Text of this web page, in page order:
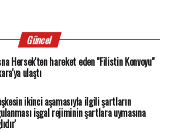
Güncel
Hersek'ten hareket eden "Filistin Konvoyu"
ulaştı
ikinci aşamasıyla ilgili şartların
işgal rejiminin şartlara uymasına